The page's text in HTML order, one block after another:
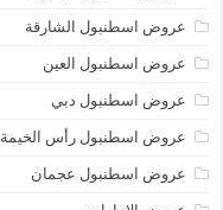
عروض اسطنبول الشارقة
عروض اسطنبول العين
عروض اسطنبول دبي
عروض اسطنبول رأس الخيمة
عروض اسطنبول عجمان